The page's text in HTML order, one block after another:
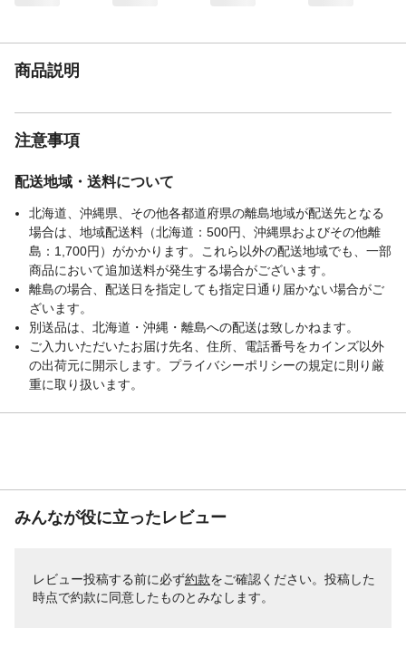
商品説明
注意事項
配送地域・送料について
北海道、沖縄県、その他各都道府県の離島地域が配送先となる
場合は、地域配送料（北海道：500円、沖縄県およびその他離
島：1,700円）がかかります。これら以外の配送地域でも、一部
商品において追加送料が発生する場合がございます。
離島の場合、配送日を指定しても指定日通り届かない場合がご
ざいます。
別送品は、北海道・沖縄・離島への配送は致しかねます。
ご入力いただいたお届け先名、住所、電話番号をカインズ以外
の出荷元に開示します。プライバシーポリシーの規定に則り厳
重に取り扱います。
みんなが役に立ったレビュー
レビュー投稿する前に必ず約款をご確認ください。投稿した
時点で約款に同意したものとみなします。